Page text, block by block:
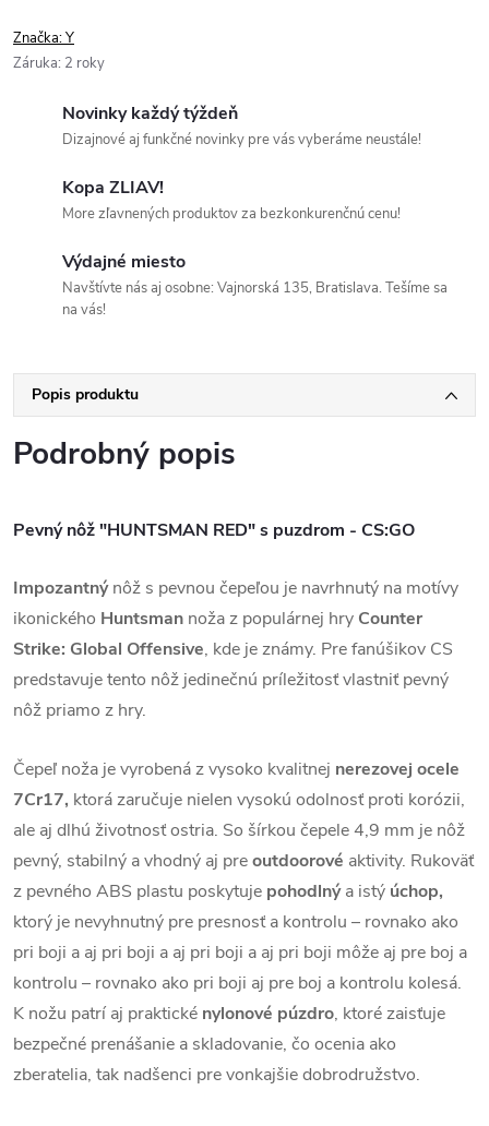
Značka:Y
Záruka: 2 roky
Novinky každý týždeň
Dizajnové aj funkčné novinky pre vás vyberáme neustále!
Kopa ZLIAV!
More zľavnených produktov za bezkonkurenčnú cenu!
Výdajné miesto
Navštívte nás aj osobne: Vajnorská 135, Bratislava. Tešíme sa
na vás!
Popis produktu
Podrobný popis
Pevný nôž "HUNTSMAN RED" s puzdrom - CS:GO
Impozantnýnôž s pevnou čepeľou je navrhnutý na motívy
ikonického Huntsman noža z populárnej hry Counter
Strike: Global Offensive, kde je známy. Pre fanúšikov CS
predstavuje tento nôž jedinečnú príležitosť vlastniť pevný
nôž priamo z hry.
Čepeľ noža je vyrobená z vysoko kvalitnej nerezovej ocele
7Cr17, ktorá zaručuje nielen vysokú odolnosť proti korózii,
ale aj dlhú životnosť ostria. So šírkou čepele 4,9 mm je nôž
pevný, stabilný a vhodný aj preoutdoorové aktivity. Rukoväť
z pevného ABS plastu poskytuje pohodlnýa istý úchop,
ktorý je nevyhnutný pre presnosť a kontrolu – rovnako ako
pri boji a aj pri boji a aj pri boji a aj pri boji môže aj pre boj a
kontrolu – rovnako ako pri boji aj pre boj a kontrolu kolesá.
K nožu patrí aj praktické nylonové púzdro, ktoré zaisťuje
bezpečné prenášanie a skladovanie, čo ocenia ako
zberatelia, tak nadšenci pre vonkajšie dobrodružstvo.